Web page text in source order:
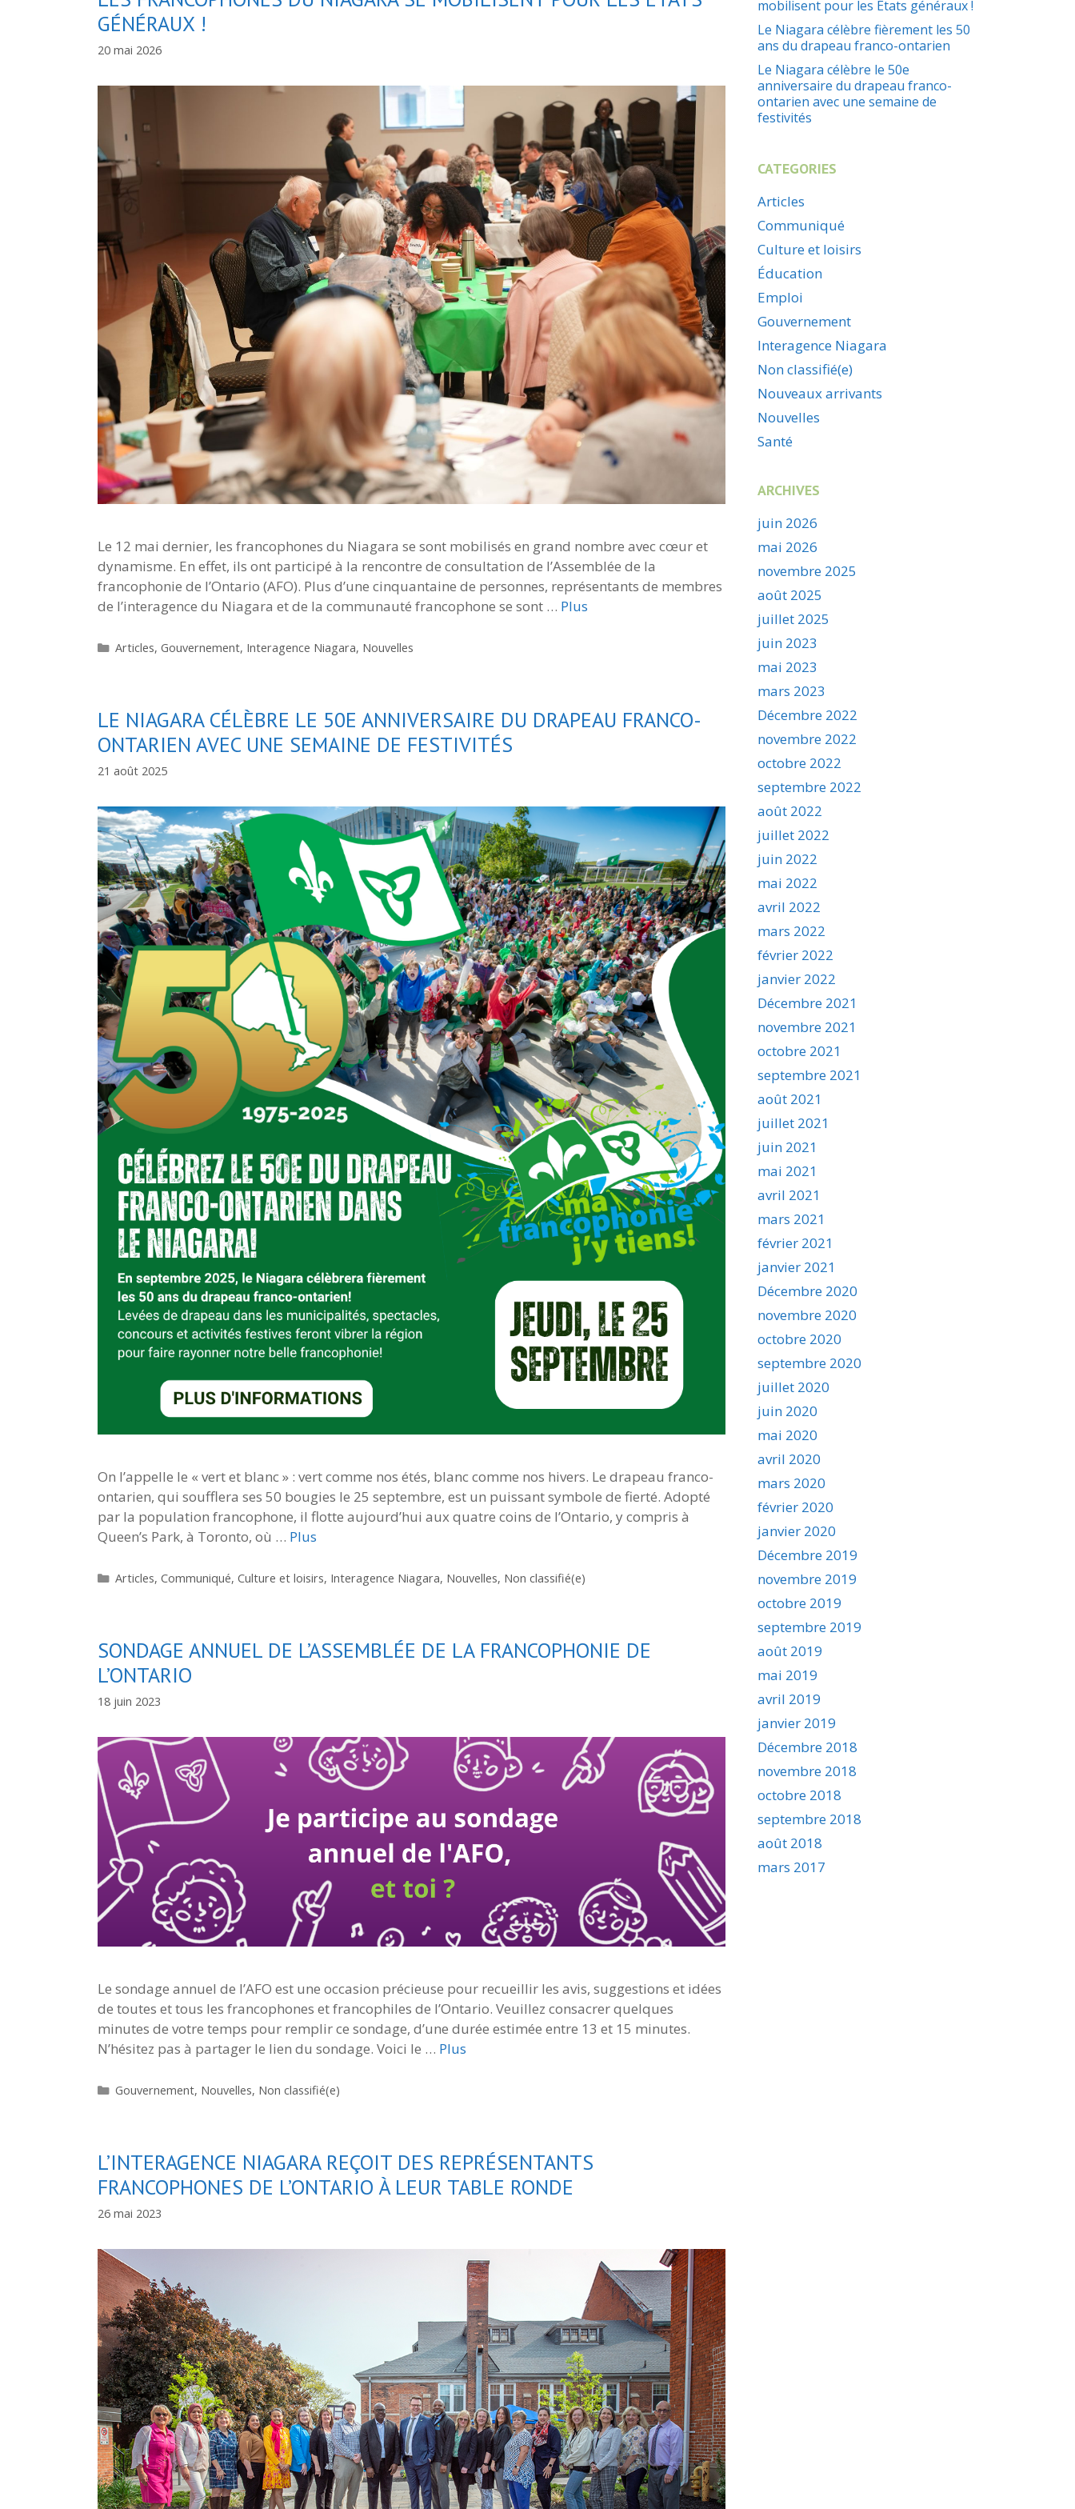
GÉNÉRAUX !
20 mai 2026
Le 12 mai dernier, les francophones du Niagara se sont mobilisés en grand nombre avec cœur et
dynamisme. En effet, ils ont participé à la rencontre de consultation de l’Assemblée de la
francophonie de l’Ontario (AFO). Plus d’une cinquantaine de personnes, représentants de membres
de l’interagence du Niagara et de la communauté francophone se sont … Plus
Catégories
Articles, Gouvernement, Interagence Niagara, Nouvelles
LE NIAGARA CÉLÈBRE LE 50E ANNIVERSAIRE DU DRAPEAU FRANCO-
ONTARIEN AVEC UNE SEMAINE DE FESTIVITÉS
21 août 2025
On l’appelle le « vert et blanc » : vert comme nos étés, blanc comme nos hivers. Le drapeau franco-
ontarien, qui soufflera ses 50 bougies le 25 septembre, est un puissant symbole de fierté. Adopté
par la population francophone, il flotte aujourd’hui aux quatre coins de l’Ontario, y compris à
Queen’s Park, à Toronto, où … Plus
Catégories
Articles, Communiqué, Culture et loisirs, Interagence Niagara, Nouvelles, Non classifié(e)
SONDAGE ANNUEL DE L’ASSEMBLÉE DE LA FRANCOPHONIE DE
L’ONTARIO
18 juin 2023
Le sondage annuel de l’AFO est une occasion précieuse pour recueillir les avis, suggestions et idées
de toutes et tous les francophones et francophiles de l’Ontario. Veuillez consacrer quelques
minutes de votre temps pour remplir ce sondage, d’une durée estimée entre 13 et 15 minutes.
N’hésitez pas à partager le lien du sondage. Voici le … Plus
Catégories
Gouvernement, Nouvelles, Non classifié(e)
L’INTERAGENCE NIAGARA REÇOIT DES REPRÉSENTANTS
FRANCOPHONES DE L’ONTARIO À LEUR TABLE RONDE
26 mai 2023
mobilisent pour les États généraux !
Le Niagara célèbre fièrement les 50
ans du drapeau franco-ontarien
Le Niagara célèbre le 50e
anniversaire du drapeau franco-
ontarien avec une semaine de
festivités
CATEGORIES
Articles
Communiqué
Culture et loisirs
Éducation
Emploi
Gouvernement
Interagence Niagara
Non classifié(e)
Nouveaux arrivants
Nouvelles
Santé
ARCHIVES
juin 2026
mai 2026
novembre 2025
août 2025
juillet 2025
juin 2023
mai 2023
mars 2023
Décembre 2022
novembre 2022
octobre 2022
septembre 2022
août 2022
juillet 2022
juin 2022
mai 2022
avril 2022
mars 2022
février 2022
janvier 2022
Décembre 2021
novembre 2021
octobre 2021
septembre 2021
août 2021
juillet 2021
juin 2021
mai 2021
avril 2021
mars 2021
février 2021
janvier 2021
Décembre 2020
novembre 2020
octobre 2020
septembre 2020
juillet 2020
juin 2020
mai 2020
avril 2020
mars 2020
février 2020
janvier 2020
Décembre 2019
novembre 2019
octobre 2019
septembre 2019
août 2019
mai 2019
avril 2019
janvier 2019
Décembre 2018
novembre 2018
octobre 2018
septembre 2018
août 2018
mars 2017